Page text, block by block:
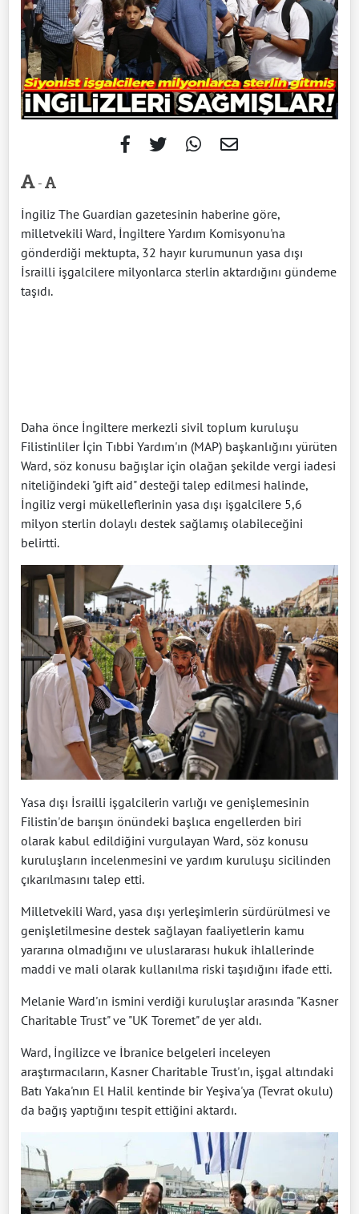
-
İngiliz The Guardian gazetesinin haberine göre,
milletvekili Ward, İngiltere Yardım Komisyonu'na
gönderdiği mektupta, 32 hayır kurumunun yasa dışı
İsrailli işgalcilere milyonlarca sterlin aktardığını gündeme
taşıdı.
Daha önce İngiltere merkezli sivil toplum kuruluşu
Filistinliler İçin Tıbbi Yardım'ın (MAP) başkanlığını yürüten
Ward, söz konusu bağışlar için olağan şekilde vergi iadesi
niteliğindeki "gift aid" desteği talep edilmesi halinde,
İngiliz vergi mükelleflerinin yasa dışı işgalcilere 5,6
milyon sterlin dolaylı destek sağlamış olabileceğini
belirtti.
Yasa dışı İsrailli işgalcilerin varlığı ve genişlemesinin
Filistin'de barışın önündeki başlıca engellerden biri
olarak kabul edildiğini vurgulayan Ward, söz konusu
kuruluşların incelenmesini ve yardım kuruluşu sicilinden
çıkarılmasını talep etti.
Milletvekili Ward, yasa dışı yerleşimlerin sürdürülmesi ve
genişletilmesine destek sağlayan faaliyetlerin kamu
yararına olmadığını ve uluslararası hukuk ihlallerinde
maddi ve mali olarak kullanılma riski taşıdığını ifade etti.
Melanie Ward'ın ismini verdiği kuruluşlar arasında "Kasner
Charitable Trust" ve "UK Toremet" de yer aldı.
Ward, İngilizce ve İbranice belgeleri inceleyen
araştırmacıların, Kasner Charitable Trust'ın, işgal altındaki
Batı Yaka'nın El Halil kentinde bir Yeşiva'ya (Tevrat okulu)
da bağış yaptığını tespit ettiğini aktardı.